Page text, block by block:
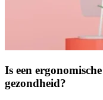
Is een
gezondheid?